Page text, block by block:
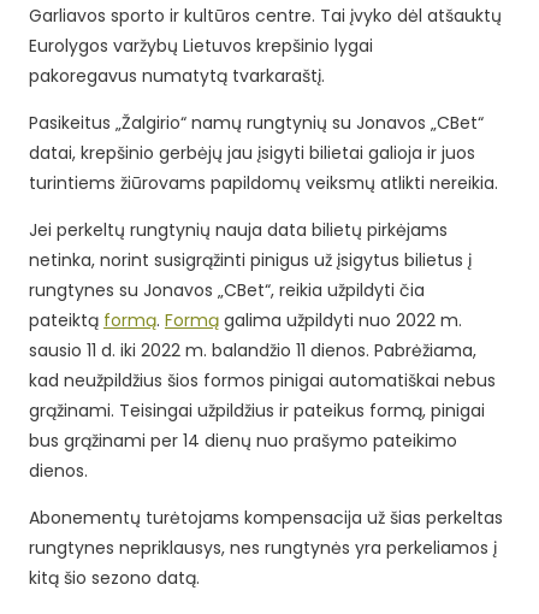
Garliavos sporto ir kultūros centre. Tai įvyko dėl atšauktų
Eurolygos varžybų Lietuvos krepšinio lygai
pakoregavus numatytą tvarkaraštį.
Pasikeitus „Žalgirio“ namų rungtynių su Jonavos „CBet“
datai, krepšinio gerbėjų jau įsigyti bilietai galioja ir juos
turintiems žiūrovams papildomų veiksmų atlikti nereikia.
Jei perkeltų rungtynių nauja data bilietų pirkėjams
netinka, norint susigrąžinti pinigus už įsigytus bilietus į
rungtynes su Jonavos „CBet“, reikia užpildyti čia
pateiktą formą. Formągalima užpildyti nuo 2022 m.
sausio 11 d. iki 2022 m. balandžio 11 dienos. Pabrėžiama,
kad neužpildžius šios formos pinigai automatiškai nebus
grąžinami. Teisingai užpildžius ir pateikus formą, pinigai
bus grąžinami per 14 dienų nuo prašymo pateikimo
dienos.
Abonementų turėtojams kompensacija už šias perkeltas
rungtynes nepriklausys, nes rungtynės yra perkeliamos į
kitą šio sezono datą.